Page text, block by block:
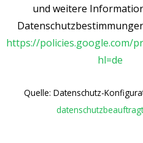
und weitere
https://policies.google.com/
hl=de
Quelle: Datenschutz-